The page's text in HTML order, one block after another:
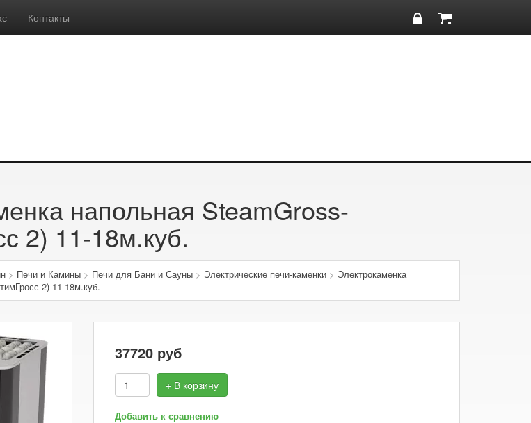
Контакты
напольная SteamGross-
2) 11-18м.куб.
> Печи и Камины> Печи для Бани и Сауны> Электрические печи-каменки> Электрокаменка
2) 11-18м.куб.
37720руб
+ В корзину
Добавить к сравнению